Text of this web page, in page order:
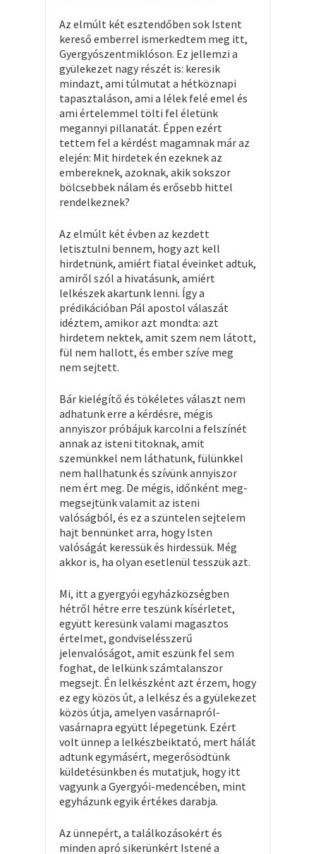
Az elmúlt két esztendőben sok Istent
kereső emberrel ismerkedtem meg itt,
Gyergyószentmiklóson. Ez jellemzi a
gyülekezet nagy részét is: keresik
mindazt, ami túlmutat a hétköznapi
tapasztaláson, ami a lélek felé emel és
ami értelemmel tölti fel életünk
megannyi pillanatát. Éppen ezért
tettem fel a kérdést magamnak már az
elején: Mit hirdetek én ezeknek az
embereknek, azoknak, akik sokszor
bölcsebbek nálam és erősebb hittel
rendelkeznek?
Az elmúlt két évben az kezdett
letisztulni bennem, hogy azt kell
hirdetnünk, amiért fiatal éveinket adtuk,
amiről szól a hivatásunk, amiért
lelkészek akartunk lenni. Így a
prédikációban Pál apostol válaszát
idéztem, amikor azt mondta: azt
hirdetem nektek, amit szem nem látott,
fül nem hallott, és ember szíve meg
nem sejtett.
Bár kielégítő és tökéletes választ nem
adhatunk erre a kérdésre, mégis
annyiszor próbájuk karcolni a felszínét
annak az isteni titoknak, amit
szemünkkel nem láthatunk, fülünkkel
nem hallhatunk és szívünk annyiszor
nem ért meg. De mégis, időnként meg-
megsejtünk valamit az isteni
valóságból, és ez a szüntelen sejtelem
hajt bennünket arra, hogy Isten
valóságát keressük és hirdessük. Még
akkor is, ha olyan esetlenül tesszük azt.
Mi, itt a gyergyói egyházközségben
hétről hétre erre teszünk kísérletet,
együtt keresünk valami magasztos
értelmet, gondviselésszerű
jelenvalóságot, amit eszünk fel sem
foghat, de lelkünk számtalanszor
megsejt. Én lelkészként azt érzem, hogy
ez egy közös út, a lelkész és a gyülekezet
közös útja, amelyen vasárnapról-
vasárnapra együtt lépegetünk. Ezért
volt ünnep a lelkészbeiktató, mert hálát
adtunk egymásért, megerősödtünk
küldetésünkben és mutatjuk, hogy itt
vagyunk a Gyergyói-medencében, mint
egyházunk egyik értékes darabja.
Az ünnepért, a találkozásokért és
minden apró sikerünkért Istené a